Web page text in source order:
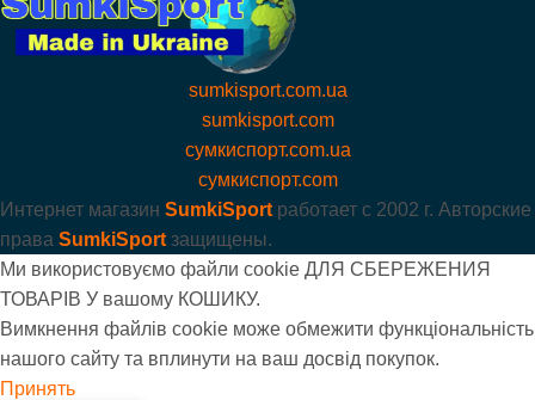
sumkisport.com.ua
sumkisport.com
сумкиспорт.com.ua
сумкиспорт.com
Интернет магазин SumkiSport работает с 2002 г. Авторские
права SumkiSport защищены.
Ми використовуємо файли cookie ДЛЯ СБЕРЕЖЕНИЯ
ТОВАРІВ У вашому КОШИКУ.
Вимкнення файлів cookie може обмежити функціональність
нашого сайту та вплинути на ваш досвід покупок.
Принять